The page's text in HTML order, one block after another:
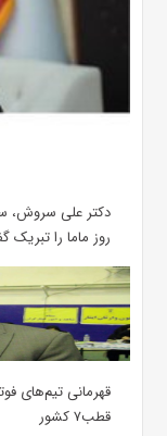
دکتر علی سروش،
روز ماما را تبریک
قهرمانی تیم‌های
قطب۷ کشور